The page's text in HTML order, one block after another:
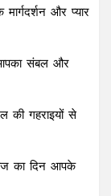
और प्यार
संबल और
गहराइयों से
का दिन आपके